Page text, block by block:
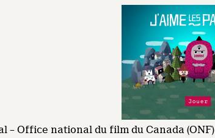
– Office national du film du Canada (ONF)